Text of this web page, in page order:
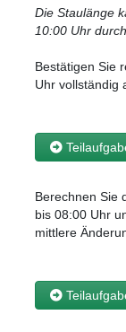
Die Staulänge
10:00 Uhr
Bestätigen Sie
Uhr vollständig
Berechnen Sie
bis 08:00 Uhr
mittlere